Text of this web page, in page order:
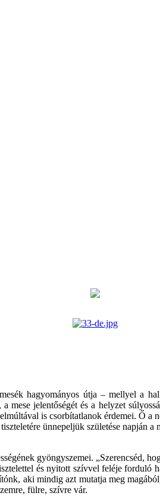
hagyományos útja – mellyel a
mese jelentőségét és a helyzet
is csorbítatlanok érdemei. Ő a
ünnepeljük születése napján
gyöngyszemei. „Szerencséd,
és nyitott szívvel feléje forduló
aki mindig azt mutatja meg
fülre, szívre vár.